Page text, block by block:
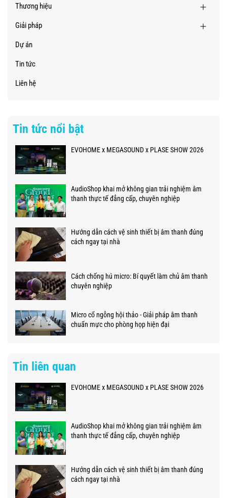
Thương hiệu
Giải pháp
Dự án
Tin tức
Liên hệ
Tin tức nổi bật
EVOHOME x MEGASOUND x PLASE SHOW 2026
AudioShop khai mở không gian trải nghiệm âm
thanh thực tế đẳng cấp, chuyên nghiệp
Hướng dẫn cách vệ sinh thiết bị âm thanh đúng
cách ngay tại nhà
Cách chống hú micro: Bí quyết làm chủ âm thanh
chuyên nghiệp
Micro cổ ngỗng hội thảo - Giải pháp âm thanh
chuẩn mực cho phòng họp hiện đại
Tin liên quan
EVOHOME x MEGASOUND x PLASE SHOW 2026
AudioShop khai mở không gian trải nghiệm âm
thanh thực tế đẳng cấp, chuyên nghiệp
Hướng dẫn cách vệ sinh thiết bị âm thanh đúng
cách ngay tại nhà